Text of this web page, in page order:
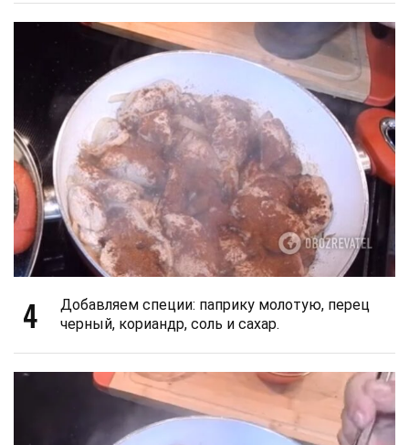
4
Добавляем специи: паприку молотую, перец
черный, кориандр, соль и сахар.